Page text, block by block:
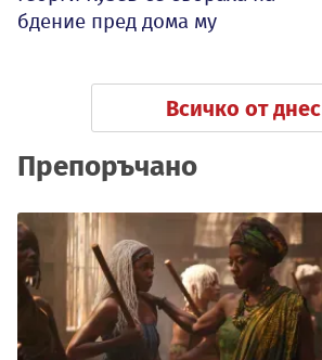
бдение пред дома му
Всичко от днес
Препоръчано